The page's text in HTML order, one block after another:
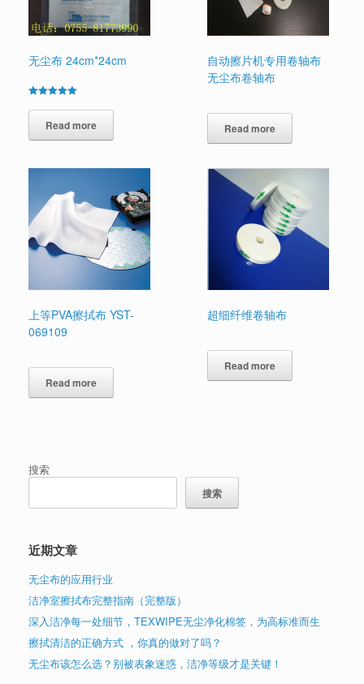
无尘布 24cm*24cm
5.00
out of 5Read more
自动擦片机专用卷轴布
无尘布卷轴布
Read more
上等PVA擦拭布 YST-
069109
Read more
超细纤维卷轴布
Read more
搜索
搜索
近期文章
无尘布的应用行业
洁净室擦拭布完整指南（完整版）
深入洁净每一处细节，TEXWIPE无尘净化棉签，为高标准而生
擦拭清洁的正确方式 ，你真的做对了吗？
无尘布该怎么选？别被表象迷惑，洁净等级才是关键！